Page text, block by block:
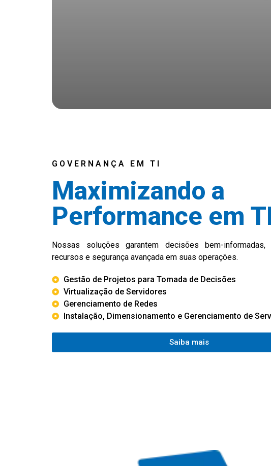
GOVERNANÇA EM TI
Maximizando a
Performance em
Nossas soluções garantem decisões bem-
recursos e segurança avançada em suas operações.
Gestão de Projetos para Tomada de Decisões
Virtualização de Servidores
Gerenciamento de Redes
Instalação, Dimensionamento e Gerenciamento de
Saiba mais